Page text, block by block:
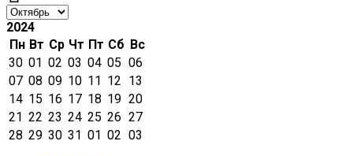
2024
Пн Вт Ср Чт Пт Сб Вс
30 01 02 03 04 05 06
07 08 09 10 11 12 13
14 15 16 17 18 19 20
21 22 23 24 25 26 27
28 29 30 31 01 02 03